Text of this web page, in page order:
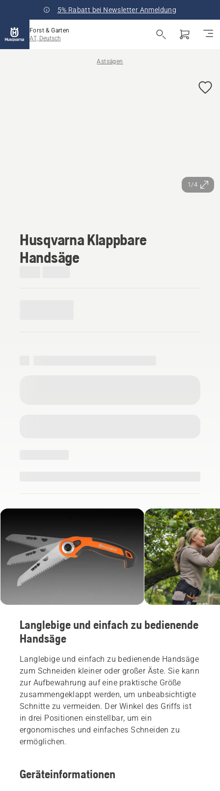
5% Rabatt bei Newsletter Anmeldung
Forst & Garten
AT, Deutsch
Astsägen
1/4
Husqvarna Klappbare
Handsäge
Langlebige und einfach zu bedienende
Handsäge
Langlebige und einfach zu bedienende Handsäge
zum Schneiden kleiner oder großer Äste. Sie kann
zur Aufbewahrung auf eine praktische Größe
zusammengeklappt werden, um unbeabsichtigte
Schnitte zu vermeiden. Der Winkel des Griffs ist
in drei Positionen einstellbar, um ein
ergonomisches und einfaches Schneiden zu
ermöglichen.
Geräteinformationen